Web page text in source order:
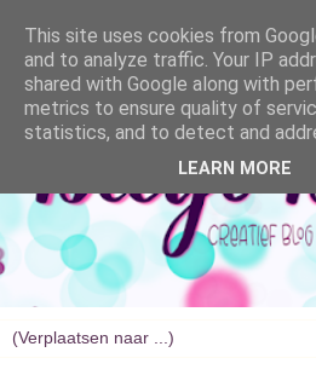
This site uses cookies from
and to analyze traffic. Your IP
shared with Google along with
metrics to ensure quality of
statistics, and to detect and
LEARN MORE